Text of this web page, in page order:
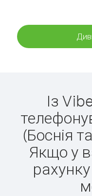
Із
(Боснія
Якщо у